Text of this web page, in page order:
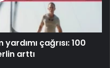
çağrısı: 100
arttı